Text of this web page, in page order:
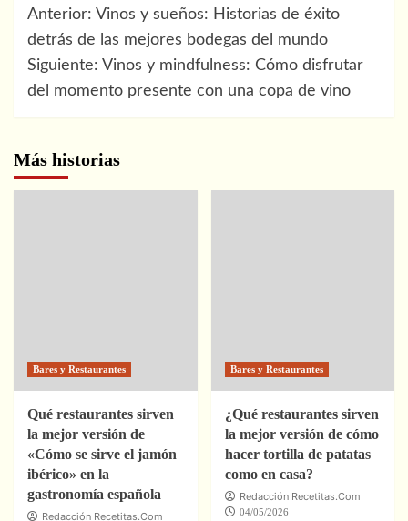
Navegación
de
entradas
Anterior: Vinos y sueños: Historias de éxito
detrás de las mejores bodegas del mundo
Siguiente: Vinos y mindfulness: Cómo disfrutar
del momento presente con una copa de vino
Más historias
Bares y Restaurantes
Qué restaurantes sirven
la mejor versión de
«Cómo se sirve el jamón
ibérico» en la
gastronomía española
Redacción Recetitas.Com
Bares y Restaurantes
¿Qué restaurantes sirven
la mejor versión de cómo
hacer tortilla de patatas
como en casa?
Redacción Recetitas.Com
04/05/2026